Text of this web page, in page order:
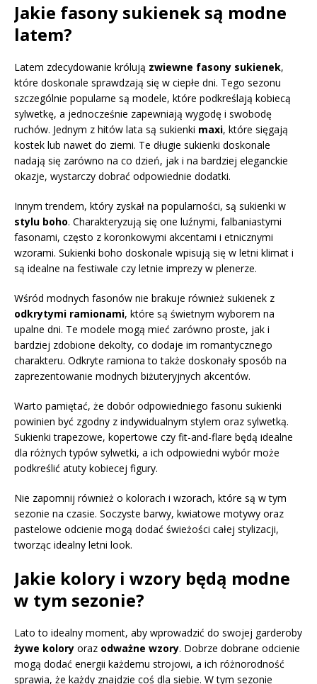
Jakie fasony sukienek są modne
latem?
Latem zdecydowanie królują zwiewne fasony sukienek,
które doskonale sprawdzają się w ciepłe dni. Tego sezonu
szczególnie popularne są modele, które podkreślają kobiecą
sylwetkę, a jednocześnie zapewniają wygodę i swobodę
ruchów. Jednym z hitów lata są sukienki maxi, które sięgają
kostek lub nawet do ziemi. Te długie sukienki doskonale
nadają się zarówno na co dzień, jak i na bardziej eleganckie
okazje, wystarczy dobrać odpowiednie dodatki.
Innym trendem, który zyskał na popularności, są sukienki w
stylu boho. Charakteryzują się one luźnymi, falbaniastymi
fasonami, często z koronkowymi akcentami i etnicznymi
wzorami. Sukienki boho doskonale wpisują się w letni klimat i
są idealne na festiwale czy letnie imprezy w plenerze.
Wśród modnych fasonów nie brakuje również sukienek z
odkrytymi ramionami, które są świetnym wyborem na
upalne dni. Te modele mogą mieć zarówno proste, jak i
bardziej zdobione dekolty, co dodaje im romantycznego
charakteru. Odkryte ramiona to także doskonały sposób na
zaprezentowanie modnych biżuteryjnych akcentów.
Warto pamiętać, że dobór odpowiedniego fasonu sukienki
powinien być zgodny z indywidualnym stylem oraz sylwetką.
Sukienki trapezowe, kopertowe czy fit-and-flare będą idealne
dla różnych typów sylwetki, a ich odpowiedni wybór może
podkreślić atuty kobiecej figury.
Nie zapomnij również o kolorach i wzorach, które są w tym
sezonie na czasie. Soczyste barwy, kwiatowe motywy oraz
pastelowe odcienie mogą dodać świeżości całej stylizacji,
tworząc idealny letni look.
Jakie kolory i wzory będą modne
w tym sezonie?
Lato to idealny moment, aby wprowadzić do swojej garderoby
żywe kolory oraz odważne wzory. Dobrze dobrane odcienie
mogą dodać energii każdemu strojowi, a ich różnorodność
sprawia, że każdy znajdzie coś dla siebie. W tym sezonie